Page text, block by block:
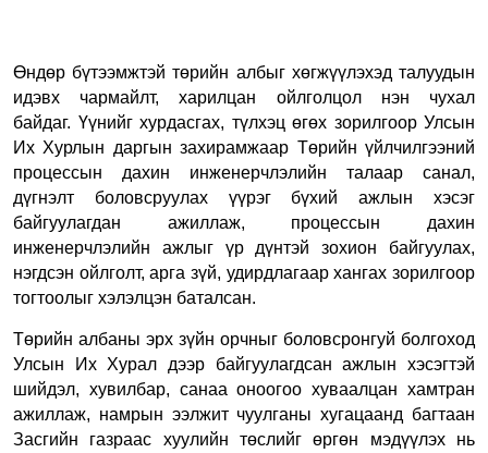
Өндөр бүтээмжтэй төрийн албыг хөгжүүлэхэд талуудын
идэвх чармайлт, харилцан ойлголцол нэн чухал
байдаг. Үүнийг хурдасгах, түлхэц өгөх зорилгоор Улсын
Их Хурлын даргын захирамжаар Төрийн үйлчилгээний
процессын дахин инженерчлэлийн талаар санал,
дүгнэлт боловсруулах үүрэг бүхий ажлын хэсэг
байгуулагдан ажиллаж, процессын дахин
инженерчлэлийн ажлыг үр дүнтэй зохион байгуулах,
нэгдсэн ойлголт, арга зүй, удирдлагаар хангах зорилгоор
тогтоолыг хэлэлцэн баталсан.
Төрийн албаны эрх зүйн орчныг боловсронгуй болгоход
Улсын Их Хурал дээр байгуулагдсан ажлын хэсэгтэй
шийдэл, хувилбар, санаа оноогоо хуваалцан хамтран
ажиллаж, намрын ээлжит чуулганы хугацаанд багтаан
Засгийн газраас хуулийн төслийг өргөн мэдүүлэх нь